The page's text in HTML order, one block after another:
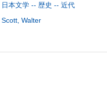
日本文学 -- 歴史 -- 近代
Scott, Walter